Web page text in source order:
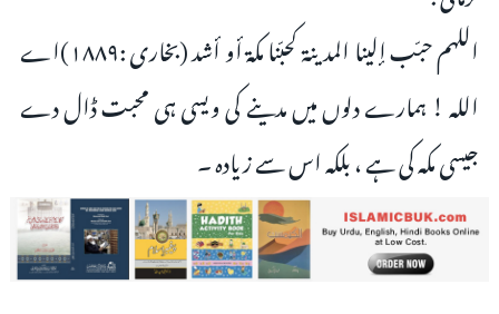
اللهم حبّب إلينا المدينة کحبّنا مكة أو أشد (بخاری :۱۸۸۹)اے
اللہ ! ہمارے دلوں میں مدینے کی ویسی ہی محبت ڈال دے
جیسی مکہ کی ہے ، بلکہ اس سے زیادہ ۔